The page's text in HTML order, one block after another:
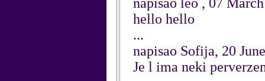
hello hello
...
napisao Sofija, 20
Je l ima neki